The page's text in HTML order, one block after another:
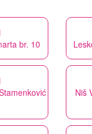
br. 10
Niš